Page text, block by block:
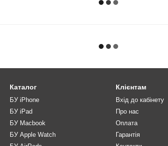
Каталог
БУ iPhone
БУ iPad
БУ Macbook
БУ Apple Watch
Клієнтам
Вхід до кабінету
Про нас
Оплата
Гарантія